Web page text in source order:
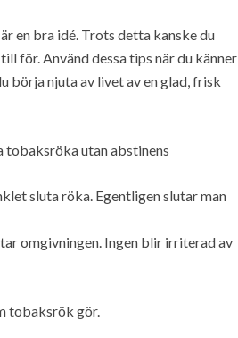
en bra idé. Trots detta kanske du
för. Använd dessa tips när du känner
börja njuta av livet av en glad, frisk
tobaksröka utan abstinens
sluta röka. Egentligen slutar man
omgivningen. Ingen blir irriterad av
tobaksrök gör.